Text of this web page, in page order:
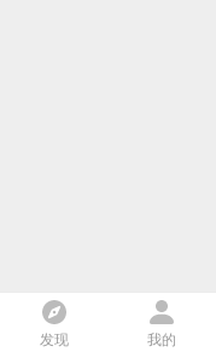
发现 我的